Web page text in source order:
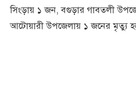
সিংড়ায় ১ জন, বগুড়ার গাবতলী
আটোয়ারী উপজেলায় ১ জনের মৃত্যু